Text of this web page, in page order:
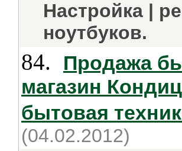
Настройка |
ноутбуков.
84.
Продажа
магазин
бытовая
(04.02.2012)